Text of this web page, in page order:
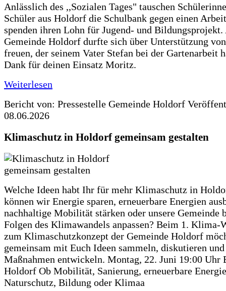
Anlässlich des ,,Sozialen Tages" tauschen
Schüler aus Holdorf die Schulbank gegen einen
spenden ihren Lohn für Jugend- und Bildungsprojekt.
Gemeinde Holdorf durfte sich über Unterstützung
freuen, der seinem Vater Stefan bei der Gartenarbeit
Dank für deinen Einsatz Moritz.
Weiterlesen
Bericht von: Pressestelle Gemeinde Holdorf
08.06.2026
Klimaschutz in Holdorf gemeinsam gestalten
Welche Ideen habt Ihr für mehr Klimaschutz in
können wir Energie sparen, erneuerbare Energien
nachhaltige Mobilität stärken oder unsere Gemeinde
Folgen des Klimawandels anpassen? Beim 1. Klima-
zum Klimaschutzkonzept der Gemeinde Holdorf
gemeinsam mit Euch Ideen sammeln, diskutieren
Maßnahmen entwickeln. Montag, 22. Juni 19:00 Uhr
Holdorf Ob Mobilität, Sanierung, erneuerbare
Naturschutz, Bildung oder Klimaa